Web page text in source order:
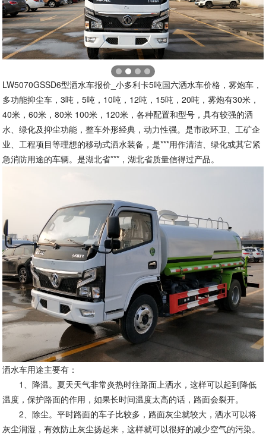
LW5070GSSD6型洒水车报价_小多利卡5吨国六洒水车价格，雾炮车，
多功能抑尘车，3吨，5吨，10吨，12吨，15吨，20吨，雾炮有30米，
40米，60米，80米 100米，120米，各种配置和型号，具有较强的洒
水、绿化及抑尘功能，整车外形经典，动力性强。是市政环卫、工矿企
业、工程项目等理想的移动式洒水装备，是***用作清洁、绿化或其它紧
急消防用途的车辆。是湖北省***，湖北省质量信得过产品。
洒水车用途主要有：
1、降温。夏天天气非常炎热时往路面上洒水，这样可以起到降低
温度，保护路面的作用，如果长时间温度太高的话，路面会裂开。
2、除尘。平时路面的车子比较多，路面灰尘就较大，洒水可以将
灰尘润湿，有效防止灰尘扬起来，这样就可以很好的减少空气的污染。